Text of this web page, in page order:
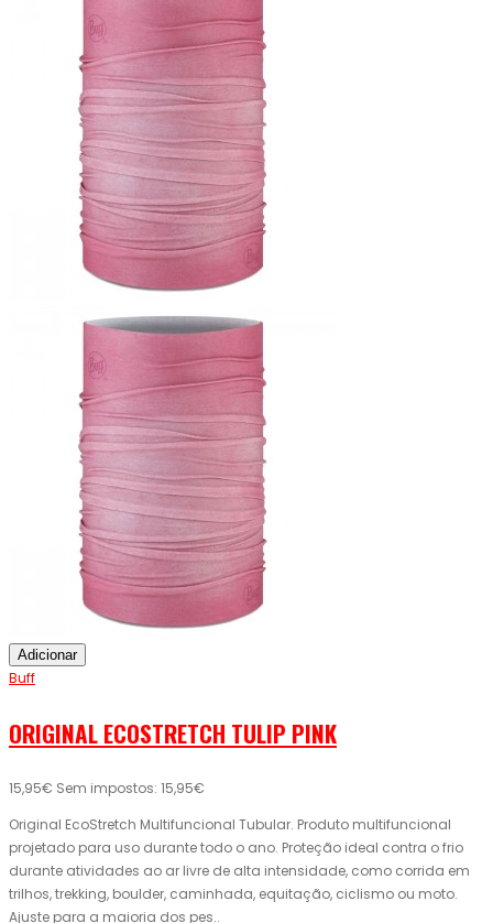
Adicionar
Buff
ORIGINAL ECOSTRETCH TULIP PINK
15,95€ Sem impostos: 15,95€
Original EcoStretch Multifuncional Tubular. Produto multifuncional
projetado para uso durante todo o ano. Proteção ideal contra o frio
durante atividades ao ar livre de alta intensidade, como corrida em
trilhos, trekking, boulder, caminhada, equitação, ciclismo ou moto.
Ajuste para a maioria dos pes..